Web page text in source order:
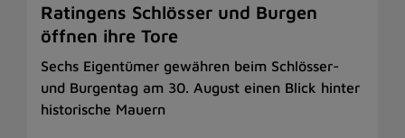
Ratingens Schlösser und Burgen
öffnen ihre Tore
Sechs Eigentümer gewähren beim Schlösser-
und Burgentag am 30. August einen Blick hinter
historische Mauern